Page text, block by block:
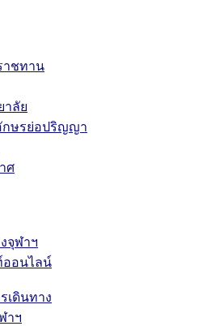
าชทาน
าลัย
ษรย่อปริญญา
ศ
จุฬาฯ
อนไลน์
เดินทาง
าฯ